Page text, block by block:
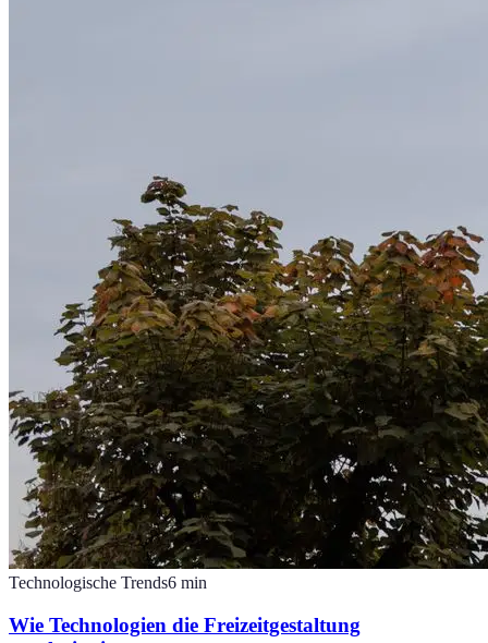
Technologische Trends6 min
Wie Technologien die Freizeitgestaltung